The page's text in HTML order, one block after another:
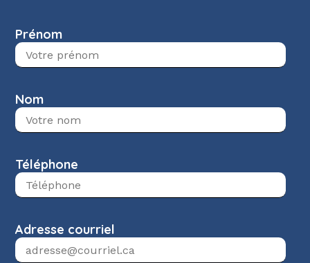
Prénom
Nom
Téléphone
Adresse courriel